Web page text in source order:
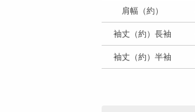
肩幅（約）
袖丈（約）長袖
袖丈（約）半袖